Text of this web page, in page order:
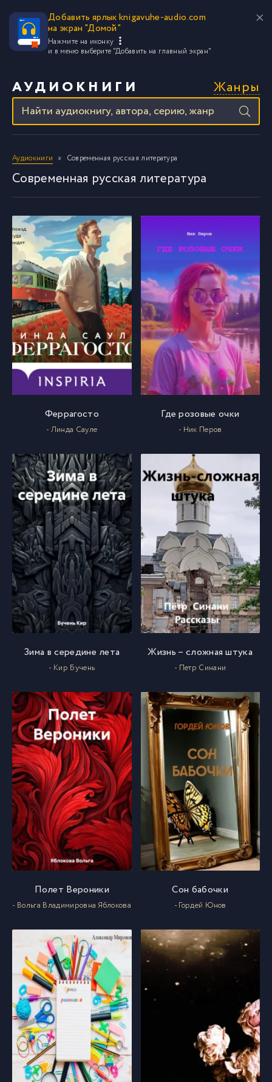
Добавить ярлык knigavuhe-audio.com
на экран "Домой"
Нажмите на иконку
и в меню выберите "Добавить на главный экран"
АУДИОКНИГИ Жанры
Аудиокниги Современная русская литература
Современная русская литература
Феррагосто
- Линда Сауле
Где розовые очки
- Ник Перов
Зима в середине лета
- Кир Бучень
Жизнь – сложная штука
- Петр Синани
Полет Вероники
- Вольга Владимировна Яблокова
Сон бабочки
- Гордей Юнов